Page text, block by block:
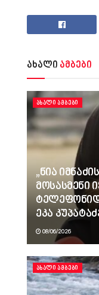
ახალი ამბები
ᲐᲮᲐᲚᲘ ᲐᲛᲑᲔᲑᲘ
„ნია
მოსასმენი
ეკა
08/06/2026
ᲐᲮᲐᲚᲘ ᲐᲛᲑᲔᲑᲘ